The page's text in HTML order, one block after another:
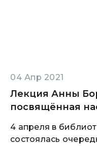
04 Апр 2021
Лекция Анны
посвящённая
4 апреля в
состоялась